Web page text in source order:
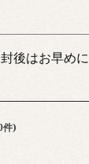
後はお早めに
件)